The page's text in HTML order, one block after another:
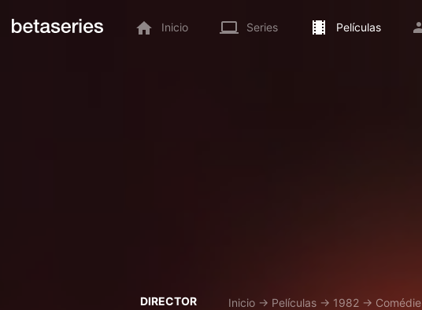
Inicio Series Películas
DIRECTOR
Inicio → Películas → 1982 → Comédie